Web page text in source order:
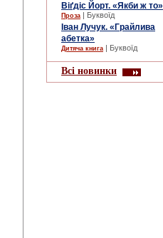
Віґдіс Йорт. «Якби ж то»
Проза | Буквоїд
Іван Лучук. «Грайлива
абетка»
Дитяча книга | Буквоїд
Всі новинки